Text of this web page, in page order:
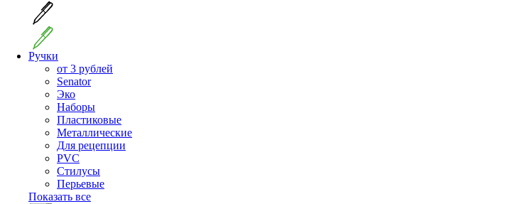
Ручки
от 3 рублей
Senator
Эко
Наборы
Пластиковые
Металлические
Для рецепции
PVC
Стилусы
Перьевые
Показать все